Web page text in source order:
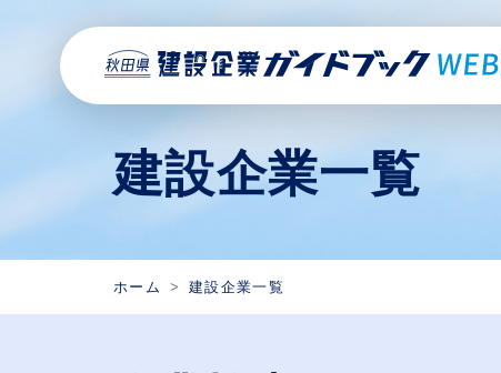
建設企業一覧
ホーム 建設企業一覧